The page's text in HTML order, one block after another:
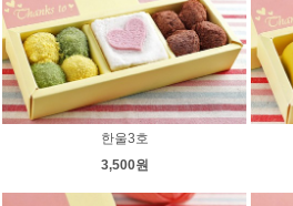
한울3호
3,500원